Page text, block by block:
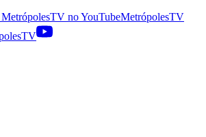
MetrópolesTV noYouTubeMetrópolesTV